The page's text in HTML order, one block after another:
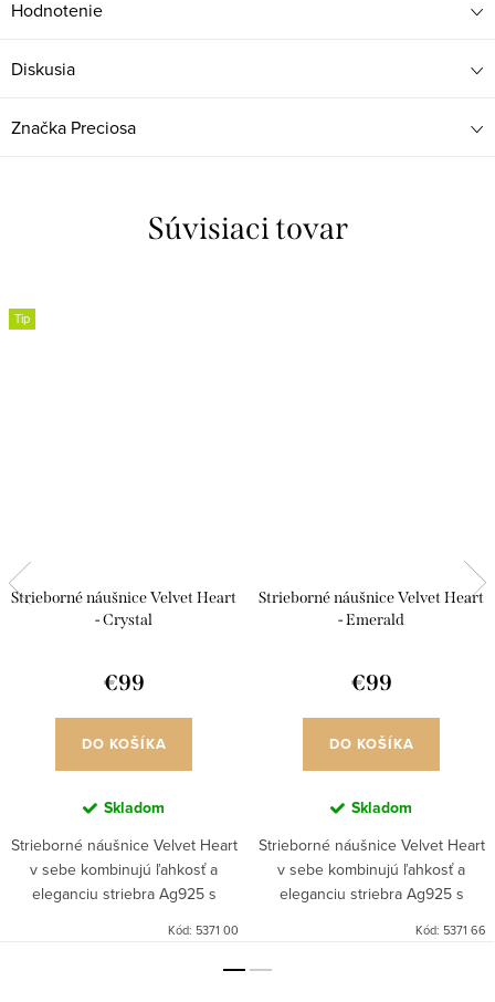
Hodnotenie
Diskusia
Značka Preciosa
Súvisiaci tovar
Tip
Strieborné náušnice Velvet Heart
- Crystal
€99
DO KOŠÍKA
Skladom
Strieborné náušnice Velvet Heart
v sebe kombinujú ľahkosť a
eleganciu striebra Ag925 s
zirkónie. Náušniciam dominuje
Kód: 5371 00
Strieborné náušnice Velvet Heart
- Emerald
€99
DO KOŠÍKA
Skladom
Strieborné náušnice Velvet Heart
v sebe kombinujú ľahkosť a
eleganciu striebra Ag925 s
zirkónie. Náušniciam dominuje
Kód: 5371 66